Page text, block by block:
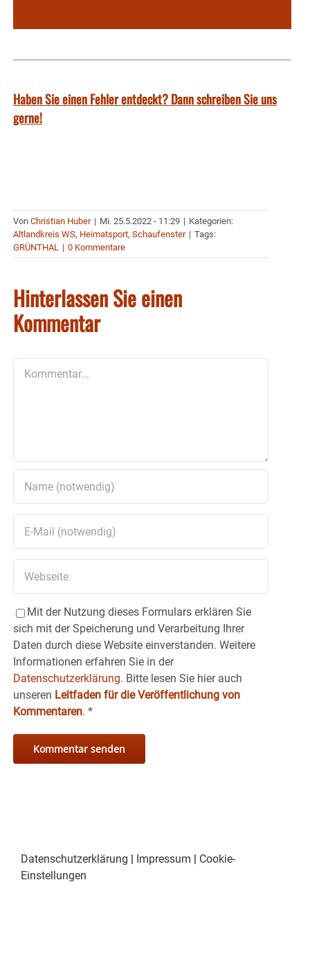
Haben Sie einen Fehler entdeckt? Dann schreiben Sie uns
gerne!
Von Christian Huber | Mi. 25.5.2022 - 11:29 | Kategorien:
Altlandkreis WS, Heimatsport, Schaufenster | Tags:
GRÜNTHAL | 0 Kommentare
Hinterlassen Sie einen
Kommentar
Mit der Nutzung dieses Formulars erklären Sie
sich mit der Speicherung und Verarbeitung Ihrer
Daten durch diese Website einverstanden. Weitere
Informationen erfahren Sie in der
Datenschutzerklärung. Bitte lesen Sie hier auch
unseren Leitfaden für die Veröffentlichung von
Kommentaren. *
Datenschutzerklärung Impressum
Cookie-
Einstellungen